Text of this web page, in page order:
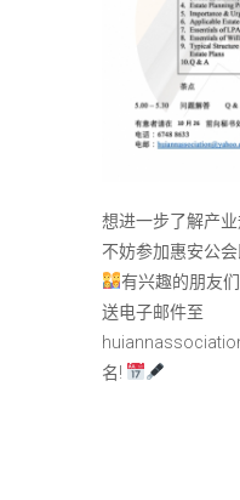
想进一步了解产业
不妨参加惠安公会
有兴趣的朋友
送电子邮件至
名!